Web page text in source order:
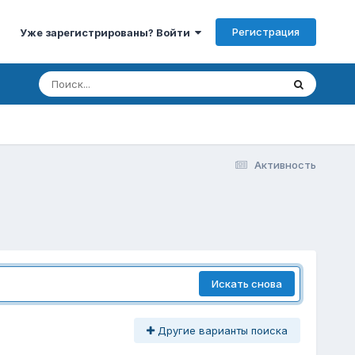
Уже зарегистрированы? Войти Регистрация
Активность
Искать снова
Другие варианты поиска